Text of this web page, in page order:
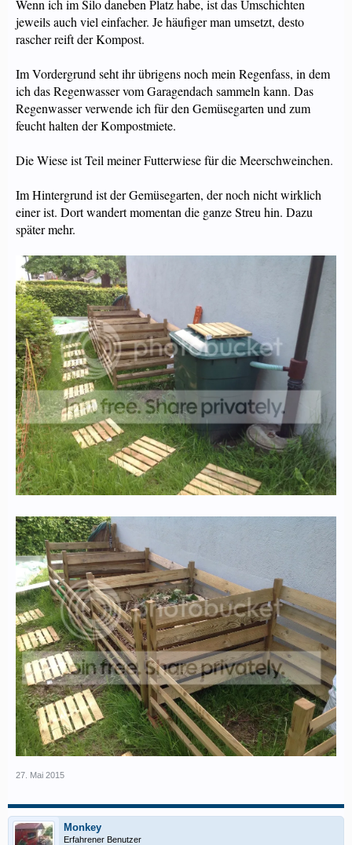
Wenn ich im Silo daneben Platz habe, ist das Umschichten
jeweils auch viel einfacher. Je häufiger man umsetzt, desto
rascher reift der Kompost.
Im Vordergrund seht ihr übrigens noch mein Regenfass, in dem
ich das Regenwasser vom Garagendach sammeln kann. Das
Regenwasser verwende ich für den Gemüsegarten und zum
feucht halten der Kompostmiete.
Die Wiese ist Teil meiner Futterwiese für die Meerschweinchen.
Im Hintergrund ist der Gemüsegarten, der noch nicht wirklich
einer ist. Dort wandert momentan die ganze Streu hin. Dazu
später mehr.
27. Mai 2015
Monkey
Erfahrener Benutzer